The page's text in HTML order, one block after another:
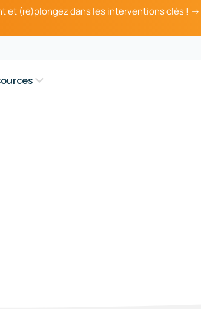
et (re)plongez dans les interventions clés ! →